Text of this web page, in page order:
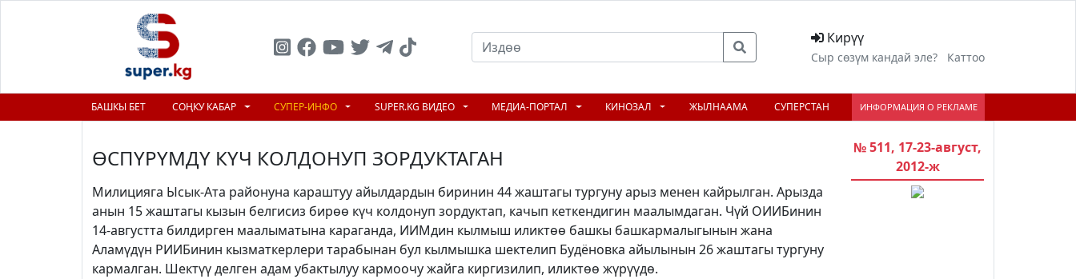
Кирүү
Сыр сөзүм кандай эле? Каттоо
БАШКЫ БЕТ СОҢКУ КАБАР СУПЕР-ИНФО SUPER.KG ВИДЕО МЕДИА-ПОРТАЛ КИНОЗАЛ ЖЫЛНААМА СУПЕРСТАН ИНФОРМАЦИЯ О РЕКЛАМЕ
ӨСПҮРҮМДҮ КҮЧ КОЛДОНУП ЗОРДУКТАГАН
Милицияга Ысык-Ата районуна караштуу айылдардын биринин 44 жаштагы тургуну арыз менен кайрылган. Арызда
анын 15 жаштагы кызын белгисиз бирөө күч колдонуп зордуктап, качып кеткендигин маалымдаган. Чүй ОИИБинин
14-августта билдирген маалыматына караганда, ИИМдин кылмыш иликтөө башкы башкармалыгынын жана
Аламүдүн РИИБинин кызматкерлери тарабынан бул кылмышка шектелип Будёновка айылынын 26 жаштагы тургуну
кармалган. Шектүү делген адам убактылуу кармоочу жайга киргизилип, иликтөө жүрүүдө.
№ 511, 17-23-август,
2012-ж